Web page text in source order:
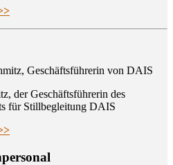
der Geschäftsführerin des
für Stillbegleitung DAIS